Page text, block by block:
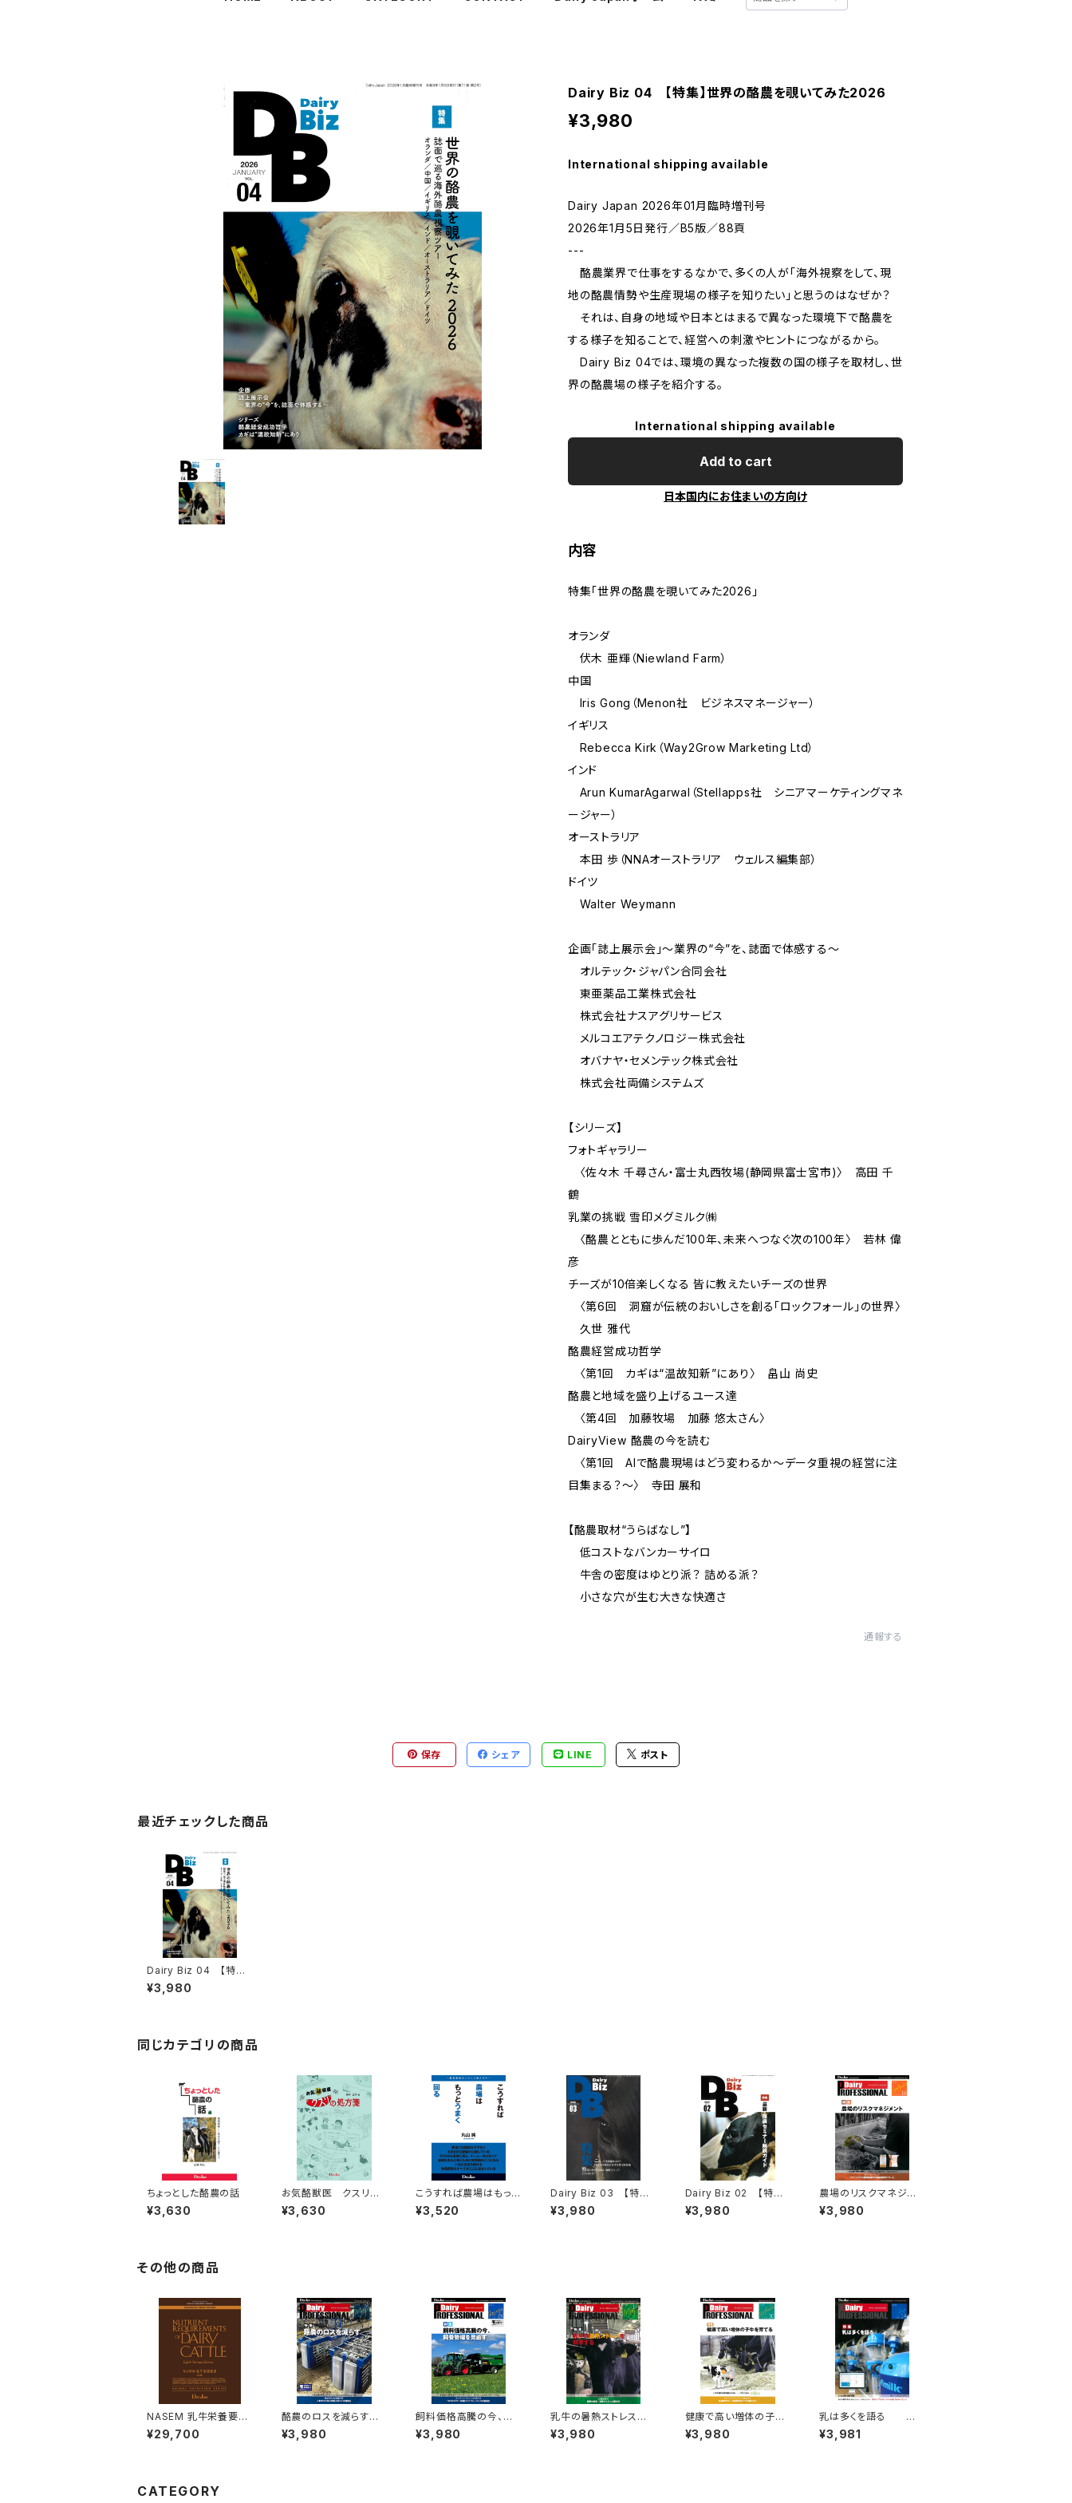
Dairy Biz 04 【特集】世界の酪農を覗いてみた2026
¥3,980
International shipping available
Dairy Japan 2026年01月臨時増刊号
2026年1月5日発行／B5版／88頁
---
酪農業界で仕事をするなかで、多くの人が「海外視察をして、現
地の酪農情勢や生産現場の様子を知りたい」と思うのはなぜか？
それは、自身の地域や日本とはまるで異なった環境下で酪農を
する様子を知ることで、経営への刺激やヒントにつながるから。
Dairy Biz 04では、環境の異なった複数の国の様子を取材し、世
界の酪農場の様子を紹介する。
International shipping available
Add to cart
日本国内にお住まいの方向け
内容
特集「世界の酪農を覗いてみた2026」
オランダ
伏木 亜輝（Niewland Farm）
中国
Iris Gong（Menon社 ビジネスマネージャー）
イギリス
Rebecca Kirk（Way2Grow Marketing Ltd）
インド
Arun KumarAgarwal（Stellapps社 シニアマーケティングマネ
ージャー）
オーストラリア
本田 歩（NNAオーストラリア ウェルス編集部）
ドイツ
Walter Weymann
企画「誌上展示会」～業界の“今”を、誌面で体感する～
オルテック・ジャパン合同会社
東亜薬品工業株式会社
株式会社ナスアグリサービス
メルコエアテクノロジー株式会社
オバナヤ・セメンテック株式会社
株式会社両備システムズ
【シリーズ】
フォトギャラリー
〈佐々木 千尋さん・富士丸西牧場(静岡県富士宮市)〉 高田 千
鶴
乳業の挑戦 雪印メグミルク㈱
〈酪農とともに歩んだ100年、未来へつなぐ次の100年〉 若林 偉
彦
チーズが10倍楽しくなる 皆に教えたいチーズの世界
〈第6回 洞窟が伝統のおいしさを創る「ロックフォール」の世界〉
久世 雅代
酪農経営成功哲学
〈第1回 カギは“温故知新”にあり〉 畠山 尚史
酪農と地域を盛り上げるユース達
〈第4回 加藤牧場 加藤 悠太さん〉
DairyView ――酪農の今を読む
〈第1回 AIで酪農現場はどう変わるか～データ重視の経営に注
目集まる？～〉 寺田 展和
【酪農取材“うらばなし”】
低コストなバンカーサイロ
牛舎の密度はゆとり派？ 詰める派？
小さな穴が生む大きな快適さ
通報する
保存 シェア LINE ポスト
最近チェックした商品
Dairy Biz 04 【特集】
世界の酪農を覗いてみ
た2026
¥3,980
同じカテゴリの商品
ちょっとした酪農の話
¥3,630
お気酪獣医 クスリの
処方箋
¥3,630
こうすれば農場はもっと
うまく回る
¥3,520
Dairy Biz 03 【特集】
これって実際儲かるの？
投資・取り組みに対する
¥3,980
Dairy Biz 02 【特集】
最新・酪農セミナー解説
ガイド
¥3,980
農場のリスクマネジメ
ント
Dairy PROF
¥3,980
その他の商品
NASEM 乳牛栄養要求
第8版(日本語版)
¥29,700
酪農のロスを減らす
Dairy PROFES
¥3,980
飼料価格高騰の今、飼
養管理を見直す
Dairy PROFES
¥3,980
乳牛の暑熱ストレスを
科学する
Dairy PROF
¥3,980
健康で高い増体の子牛
を育てる
Dairy PR
¥3,980
乳は多くを語る
D
¥3,981
CATEGORY